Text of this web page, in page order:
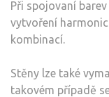
Při spojovaní
vytvoření
kombinací.
Stěny lze také
takovém případě